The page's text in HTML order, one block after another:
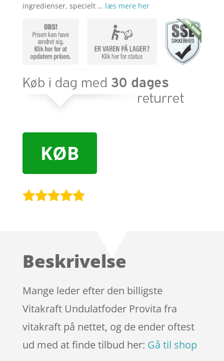
ingredienser, specielt … læs mere her
KØB
kundebedøm
Beskrivelse
Mange leder efter den billigste
Vitakraft Undulatfoder Provita fra
vitakraft på nettet, og de ender oftest
ud med at finde tilbud her: Gå til shop